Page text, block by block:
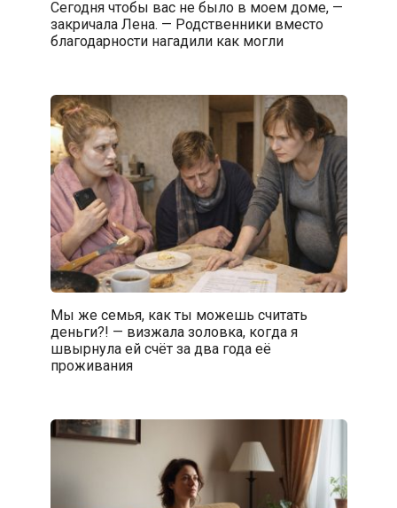
Сегодня чтобы вас не было в моем доме, —
закричала Лена. — Родственники вместо
благодарности нагадили как могли
Мы же семья, как ты можешь считать
деньги?! — визжала золовка, когда я
швырнула ей счёт за два года её
проживания